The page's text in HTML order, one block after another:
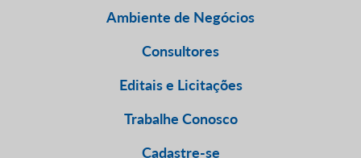
Ambiente de Negócios
Consultores
Editais e Licitações
Trabalhe Conosco
Cadastre-se